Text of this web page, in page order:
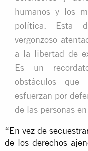
humanos y los
política. Esta
vergonzoso
a la libertad de
Es un
obstáculos que
esfuerzan por
de las personas
“En vez de
de los derechos